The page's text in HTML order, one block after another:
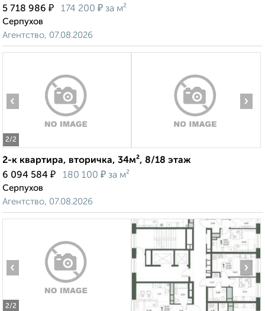
5 718 986 ₽ 174 200 ₽ за м²
Серпухов
Агентство, 07.08.2026
2/2
‹ ›
2-к квартира, вторичка, 34м², 8/18 этаж
6 094 584 ₽ 180 100 ₽ за м²
Серпухов
Агентство, 07.08.2026
2/2
‹ ›